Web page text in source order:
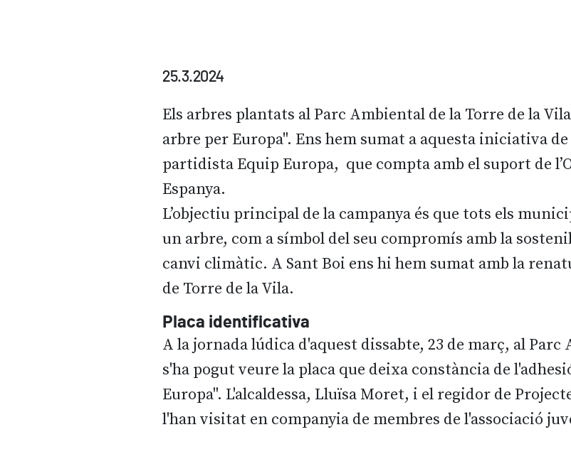
25.3.2024
Els arbres plantats al Parc Ambiental de la Torre de la
arbre per Europa". Ens hem sumat a aquesta iniciativa
partidista Equip Europa, que compta amb el suport de
Espanya.
L’objectiu principal de la campanya és que tots els
un arbre, com a símbol del seu compromís amb la
canvi climàtic. A Sant Boi ens hi hem sumat amb la
de Torre de la Vila.
Placa identificativa
A la jornada lúdica d'aquest dissabte, 23 de març, al
s'ha pogut veure la placa que deixa constància de
Europa". L'alcaldessa, Lluïsa Moret, i el regidor de
l'han visitat en companyia de membres de l'associació